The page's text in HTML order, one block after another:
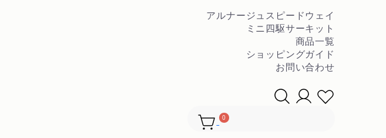
アルナージュスピードウェイ
ミニ四駆サーキット
商品一覧
ショッピングガイド
お問い合わせ
0
▼
G-FORCE アバンテ系 ダブルアルマ
イト レーシングステア セット